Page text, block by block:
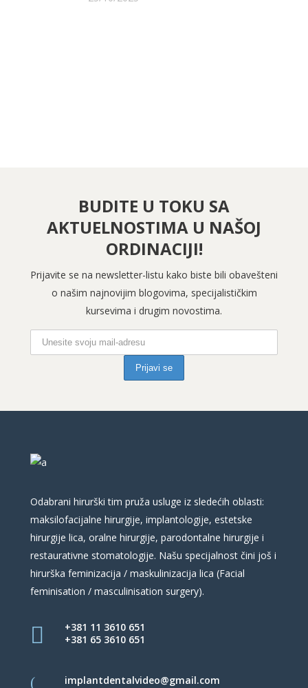
BUDITE U TOKU SA
AKTUELNOSTIMA U NAŠOJ
ORDINACIJI!
Prijavite se na newsletter-listu kako biste bili obavešteni
o našim najnovijim blogovima, specijalističkim
kursevima i drugim novostima.
Odabrani hirurški tim pruža usluge iz sledećih oblasti:
maksilofacijalne hirurgije, implantologije, estetske
hirurgije lica, oralne hirurgije, parodontalne hirurgije i
restaurativne stomatologije. Našu specijalnost čini još i
hirurška feminizacija / maskulinizacija lica (Facial
feminisation / masculinisation surgery).
+381 11 3610 651
+381 65 3610 651
implantdentalvideo@gmail.com